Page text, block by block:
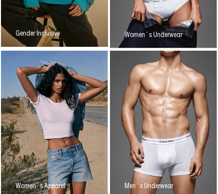
Gender Inclusive Women´s Underwear
Women´s Apparel Men´s Underwear